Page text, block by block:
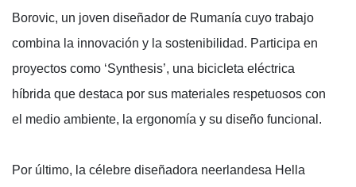
Borovic, un joven diseñador de Rumanía cuyo trabajo
combina la innovación y la sostenibilidad. Participa en
proyectos como ‘Synthesis’, una bicicleta eléctrica
híbrida que destaca por sus materiales respetuosos con
el medio ambiente, la ergonomía y su diseño funcional.
Por último, la célebre diseñadora neerlandesa Hella